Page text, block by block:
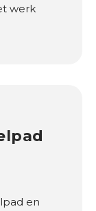
werk
en